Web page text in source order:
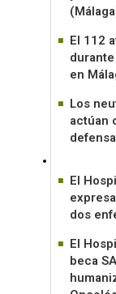
El 112
en
Los
actúan
El
dos
El
beca